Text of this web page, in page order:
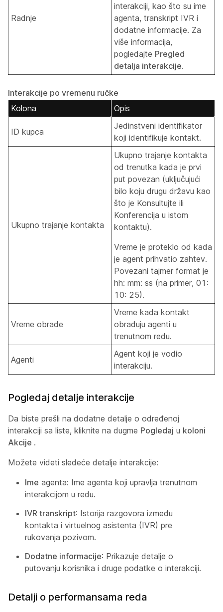
Radnje
interakciji, kao što su ime
agenta, transkript IVR i
dodatne informacije. Za
više informacija,
pogledajte Pregled
detalja interakcije.
Interakcije po vremenu ručke
Kolona
Opis
ID kupca
Jedinstveni identifikator
koji identifikuje kontakt.
Ukupno trajanje kontakta
Ukupno trajanje kontakta
od trenutka kada je prvi
put povezan (uključujući
bilo koju drugu državu kao
što je Konsultujte ili
Konferencija u istom
kontaktu).
Vreme je proteklo od kada
je agent prihvatio zahtev.
Povezani tajmer format je
hh: mm: ss (na primer, 01:
10: 25).
Vreme obrade
Vreme kada kontakt
obrađuju agenti u
trenutnom redu.
Agenti
Agent koji je vodio
interakciju.
Pogledaj detalje interakcije
Da biste prešli na dodatne detalje o određenoj
interakciji sa liste, kliknite na dugme Pogledaj u koloni
Akcije .
Možete videti sledeće detalje interakcije:
Ime agenta: Ime agenta koji upravlja trenutnom
interakcijom u redu.
IVR transkript: Istorija razgovora između
kontakta i virtuelnog asistenta (IVR) pre
rukovanja pozivom.
Dodatne informacije: Prikazuje detalje o
putovanju korisnika i druge podatke o interakciji.
Detalji o performansama reda